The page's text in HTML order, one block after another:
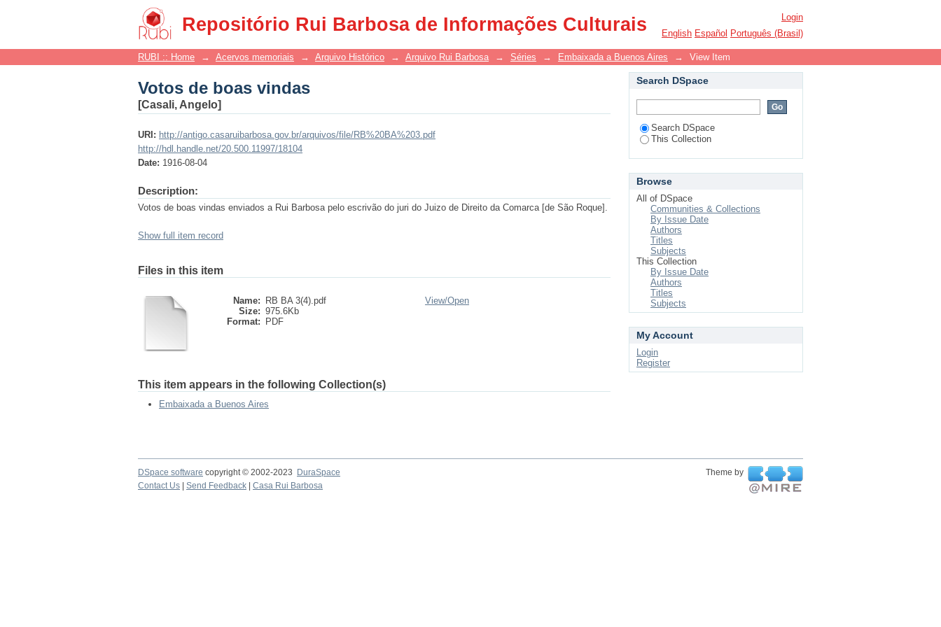
Repositório Rui Barbosa de Informações Culturais
Votos de boas vindas
Login
English Español Português (Brasil)
RUBI :: Home → Acervos memoriais → Arquivo Histórico → Arquivo Rui Barbosa → Séries → Embaixada a Buenos Aires → View Item
Votos de boas vindas
[Casali, Angelo]
URI: http://antigo.casaruibarbosa.gov.br/arquivos/file/RB%20BA%203.pdf
http://hdl.handle.net/20.500.11997/18104
Date: 1916-08-04
Description:
Votos de boas vindas enviados a Rui Barbosa pelo escrivão do juri do Juizo de Direito da Comarca [de São Roque].
Show full item record
Files in this item
Name:
RB BA 3(4).pdf
Size: 975.6Kb
Format:
PDF
View/Open
This item appears in the following Collection(s)
Embaixada a Buenos Aires
Search DSpace
Search DSpace
This Collection
Browse
All of DSpace
Communities & Collections
By Issue Date
Authors
Titles
Subjects
This Collection
By Issue Date
Authors
Titles
Subjects
My Account
Login
Register
DSpace software copyright © 2002-2023 DuraSpace
Theme by
Contact Us
Send Feedback Casa Rui Barbosa